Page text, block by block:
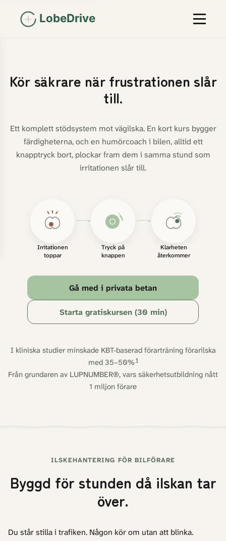
Kör säkrare när frustrationen slår
till.
Ett komplett stödsystem mot vägilska. En kort kurs bygger
färdigheterna, och en humörcoach i bilen, alltid ett
knapptryck bort, plockar fram dem i samma stund som
irritationen slår till.
Irritationen
toppar
Tryck på
knappen
Klarheten
återkommer
Gå med i privata betan
Starta gratiskursen (30 min)
I kliniska studier minskade KBT-baserad förarträning förarilska
med 35–50%1
Från grundaren av LUPNUMBER®, vars säkerhetsutbildning nått
1 miljon förare
ILSKEHANTERING FÖR BILFÖRARE
Byggd för stunden då ilskan tar
över.
Du står stilla i trafiken. Någon kör om utan att blinka.